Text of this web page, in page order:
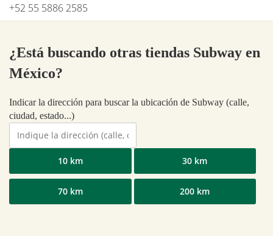
+52 55 5886 2585
¿Está buscando otras tiendas Subway en
México?
Indicar la dirección para buscar la ubicación de Subway (calle,
ciudad, estado...)
10 km 30 km
70 km 200 km